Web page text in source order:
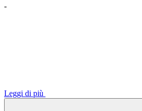
-
Leggi di più